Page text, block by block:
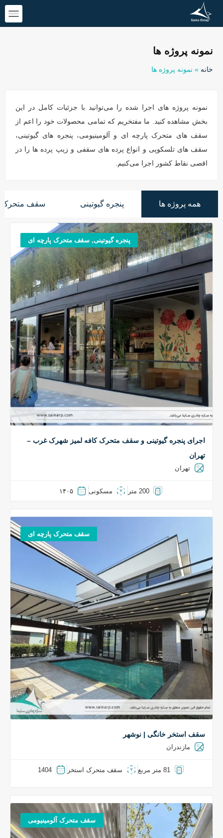
نمونه پروژه ها
خانه » نمونه پروژه ها
نمونه پروژه های اجرا شده را می‌توانید با جزئیات کامل در این
بخش مشاهده کنید. ما مفتخریم که تمامی محصولات خود را اعم از
سقف های متحرک پارچه ای و آلومینیومی، پنجره های گیوتینی،
سقف های تلسکوپی و انواع پرده های سقفی و زیپ پرده ها را در
اقصی نقاط کشور اجرا می‌کنیم.
همه پروژه ها پنجره گیوتینی سقف متحرک
پنجره گیوتینی, سقف متحرک پارچه ای
اجرای پنجره گیوتینی و سقف متحرک کافه لمیز شهرک غرب –
تهران
تهران
200 متر مسکونی ۱۴۰۵
سقف متحرک پارچه ای
سقف استخر خانگی | نوشهر
مازندران
81 متر مربع سقف متحرک استخر 1404
سقف متحرک آلومینیومی